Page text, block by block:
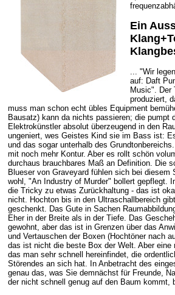
Ein
... "Wir
auf: Daft
Music". Der
produziert,
muss man schon echt übles Equipment
Bausatz) kann da nichts passieren; die pumpt
Elektrokünstler absolut überzeugend in den
ungeniert, wes Geistes Kind sie im Bass ist:
und das sogar unterhalb des
mit noch mehr Kontur. Aber es rollt schön
durchaus brauchbares Maß an Definition. Die
Blueser von Graveyard fühlen sich bei diesem
wohl, "An Industry of Murder" bollert gepflegt.
die Tricky zu etwas Zurückhaltung - das ist
nicht. Hochton bis in den Ultraschallbereich
geschenkt. Das Gute in Sachen
Eher in der Breite als in der Tiefe. Das
gewohnt, aber das ist in Grenzen über das
und Vertauschen der Boxen (Hochtöner nach
das ist nicht die beste Box der Welt. Aber eine
das man sehr schnell hereinfindet, die
Störendes an sich hat. In Anbetracht des
genau das, was Sie demnächst für Freunde,
der nicht schnell genug auf den Baum kommt,